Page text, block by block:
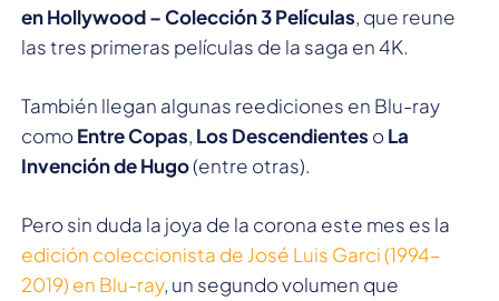
en Hollywood – Colección 3 Películas, que reune
las tres primeras películas de la saga en 4K.
También llegan algunas reediciones en Blu-ray
comoEntre Copas, Los Descendientes oLa
Invención de Hugo(entre otras).
Pero sin duda la joya de la corona este mes es la
edición coleccionista de José Luis Garci (1994–
2019) en Blu-ray, un segundo volumen que